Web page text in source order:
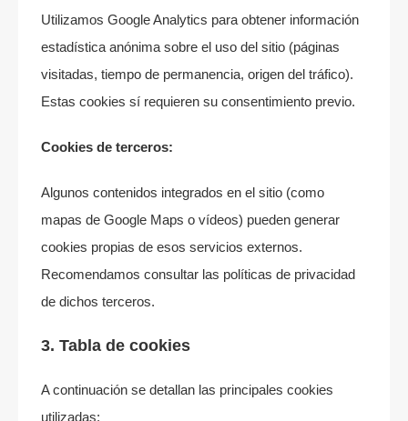
Utilizamos Google Analytics para obtener información
estadística anónima sobre el uso del sitio (páginas
visitadas, tiempo de permanencia, origen del tráfico).
Estas cookies sí requieren su consentimiento previo.
Cookies de terceros:
Algunos contenidos integrados en el sitio (como
mapas de Google Maps o vídeos) pueden generar
cookies propias de esos servicios externos.
Recomendamos consultar las políticas de privacidad
de dichos terceros.
3. Tabla de cookies
A continuación se detallan las principales cookies
utilizadas: